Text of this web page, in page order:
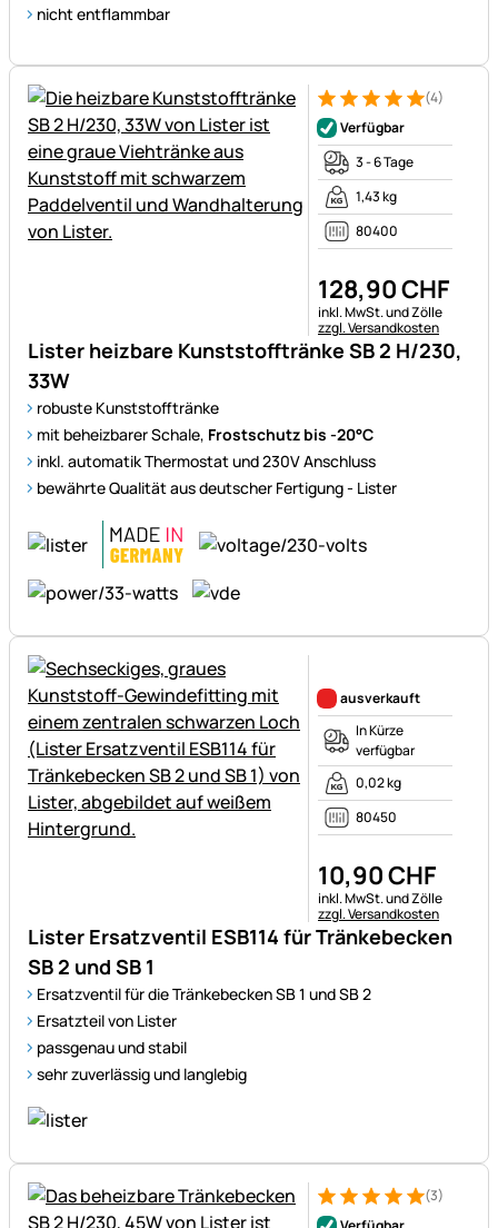
nicht entflammbar
Lister heizbare Kunststofftränke SB 2 H/230,
33W
robuste Kunststofftränke
mit beheizbarer Schale, Frostschutz bis -20°C
inkl. automatik Thermostat und 230V Anschluss
bewährte Qualität aus deutscher Fertigung - Lister
Bewertung: 5 von 5 (4
4 Bewertungen
(4)
Verfügbar
3 - 6 Tage
1,43 kg
80400
128,90CHF
Steuerhinweis:
inkl. MwSt. und Zölle
zzgl. Versandkosten
Lister Ersatzventil ESB114 für Tränkebecken
SB 2 und SB 1
Ersatzventil für die Tränkebecken SB 1 und SB 2
Ersatzteil von Lister
passgenau und stabil
sehr zuverlässig und langlebig
ausverkauft
In Kürze
verfügbar
0,02 kg
80450
10,90CHF
Steuerhinweis:
inkl. MwSt. und Zölle
zzgl. Versandkosten
Bewertung: 5 von 5 (3
3 Bewertungen
(3)